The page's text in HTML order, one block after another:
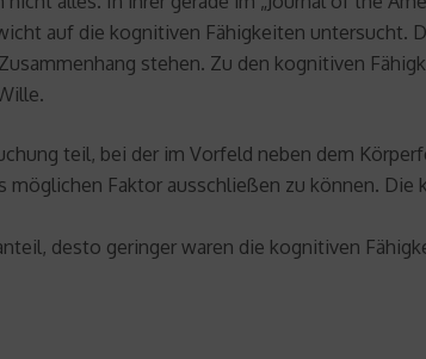
auf die kognitiven Fähigkeiten untersucht.
stehen. Zu den kognitiven
teil, bei der im Vorfeld neben dem
Faktor ausschließen zu können.
desto geringer waren die kognitiven